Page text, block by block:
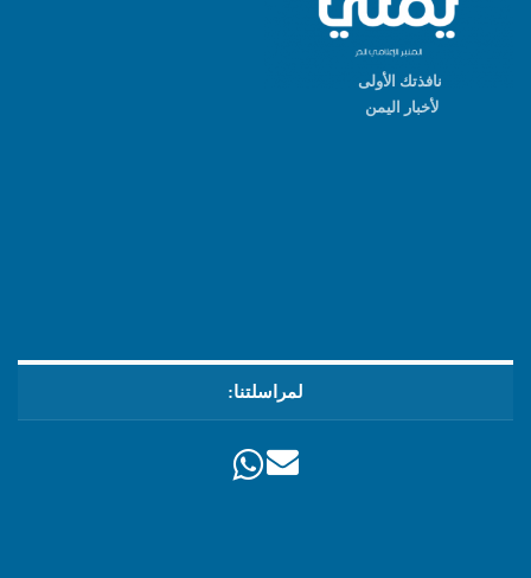
نافذتك الأولى
لأخبار اليمن
لمراسلتنا: